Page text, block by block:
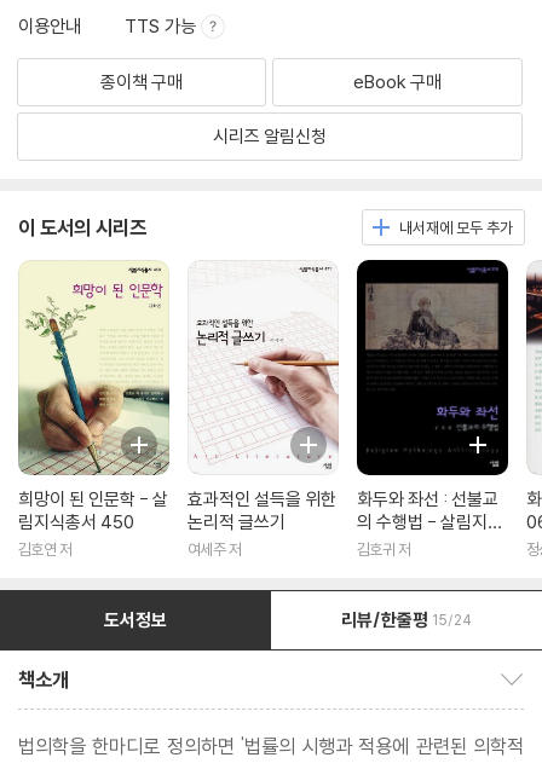
이용안내 TTS 가능
종이책 구매 eBook 구매
시리즈 알림신청
이 도서의 시리즈 내서재에 모두 추가
희망이 된 인문학 - 살
림지식총서 450
김호연 저
효과적인 설득을 위한
논리적 글쓰기
여세주 저
화두와 좌선 : 선불교
의 수행법 - 살림지식
총서 316
김호귀 저
도서정보 리뷰/한줄평 15/24
책소개
법의학을 한마디로 정의하면 '법률의 시행과 적용에 관련된 의학적